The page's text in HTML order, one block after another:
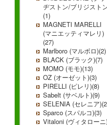
ヂストン/ブリジスト
(1)
MAGNETI MARELLI
(マニエッティマレリ)
(27)
Marlboro (マルボロ)(2)
BLACK (ブラック)(7)
MOMO (モモ)(13)
OZ (オーゼット)(3)
PIRELLI (ピレリ)(8)
Sabelt (サベルト)(9)
SELENIA (セレニア
Sparco (スパルコ)(3)
Vitaloni (ヴィタロー